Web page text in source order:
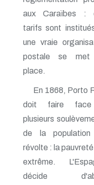
aux Caraïbes :
tarifs sont
une vraie
postale se met
place.
En 1868, Porto
doit faire
plusieurs
de la
révolte : la
extrême.
décide